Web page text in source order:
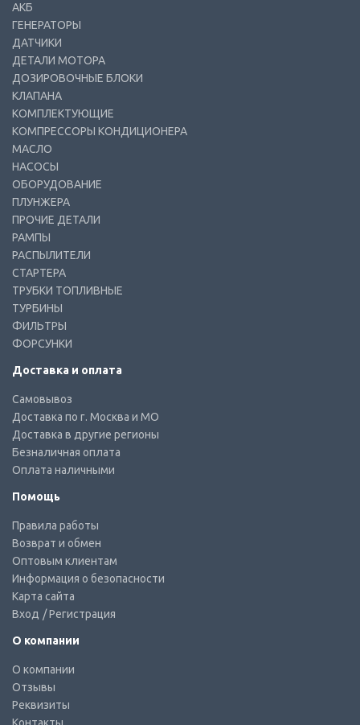
АКБ
ГЕНЕРАТОРЫ
ДАТЧИКИ
ДЕТАЛИ МОТОРА
ДОЗИРОВОЧНЫЕ БЛОКИ
КЛАПАНА
КОМПЛЕКТУЮЩИЕ
КОМПРЕССОРЫ КОНДИЦИОНЕРА
МАСЛО
НАСОСЫ
ОБОРУДОВАНИЕ
ПЛУНЖЕРА
ПРОЧИЕ ДЕТАЛИ
РАМПЫ
РАСПЫЛИТЕЛИ
СТАРТЕРА
ТРУБКИ ТОПЛИВНЫЕ
ТУРБИНЫ
ФИЛЬТРЫ
ФОРСУНКИ
Доставка и оплата
Самовывоз
Доставка по г. Москва и МО
Доставка в другие регионы
Безналичная оплата
Оплата наличными
Помощь
Правила работы
Возврат и обмен
Оптовым клиентам
Информация о безопасности
Карта сайта
Вход / Регистрация
О компании
О компании
Отзывы
Реквизиты